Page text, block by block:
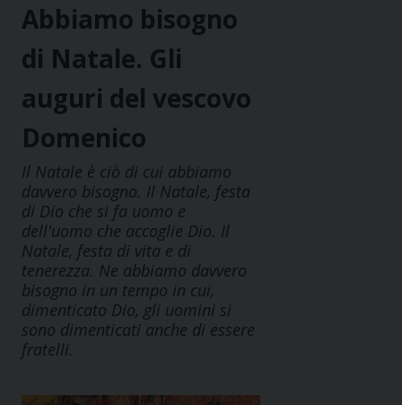
Abbiamo bisogno
di Natale. Gli
auguri del vescovo
Domenico
Il Natale è ciò di cui abbiamo
davvero bisogno. Il Natale, festa
di Dio che si fa uomo e
dell'uomo che accoglie Dio. Il
Natale, festa di vita e di
tenerezza. Ne abbiamo davvero
bisogno in un tempo in cui,
dimenticato Dio, gli uomini si
sono dimenticati anche di essere
fratelli.